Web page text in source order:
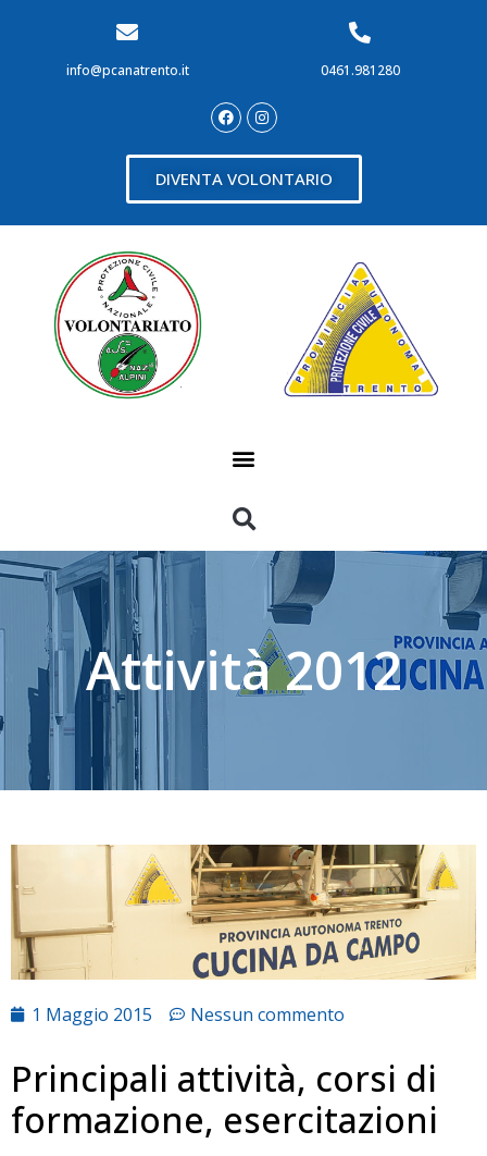
info@pcanatrento.it 0461.981280
DIVENTA VOLONTARIO
Attività 2012
1 Maggio 2015 Nessun commento
Principali attività, corsi di
formazione, esercitazioni